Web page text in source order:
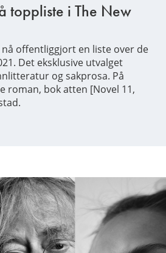
toppliste i The New
offentliggjort en liste over de
Det eksklusive utvalget
og sakprosa. På
roman, bok atten [Novel 11,